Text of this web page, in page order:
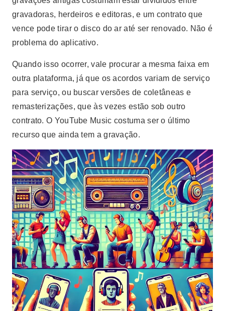
gravadoras, herdeiros e editoras, e um contrato que
vence pode tirar o disco do ar até ser renovado. Não é
problema do aplicativo.
Quando isso ocorrer, vale procurar a mesma faixa em
outra plataforma, já que os acordos variam de serviço
para serviço, ou buscar versões de coletâneas e
remasterizações, que às vezes estão sob outro
contrato. O YouTube Music costuma ser o último
recurso que ainda tem a gravação.